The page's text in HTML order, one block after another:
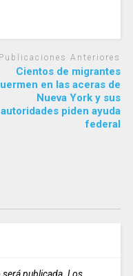
Publicaciones Anteriores
Cientos de migrantes
en las aceras de
Nueva York y sus
autoridades piden ayuda
federal